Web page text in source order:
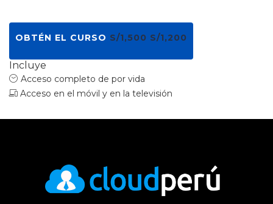
OBTÉN EL CURSO S/1,500 S/1,200
Incluye
Acceso completo de por vida
Acceso en el móvil y en la televisión